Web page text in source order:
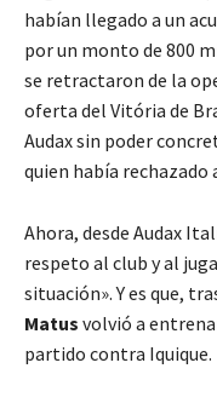
habían llegado a un
por un monto de 800
se retractaron de la
oferta del Vitória de
Audax sin poder
quien había rechazado
Ahora, desde Audax
respeto al club y al
situación». Y es que,
Matus volvió a
partido contra Iquique.